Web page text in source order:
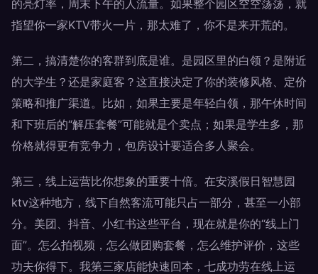
的亮灯率，周末下午的人流量。如果整个园区空空荡荡，就
指望你一家KTV带火一片，那太难了，你不是来开荒的。
第二，搞清楚你的客群到底是谁。是园区里的白领？是附近
的大学生？还是家庭客？这直接决定了你的装修风格、定价
策略和推广渠道。比如，如果主要是年轻白领，那午休时间
和下班后的“解压套餐”可能就是个卖点；如果是学生多，那
价格就得更有竞争力，包房设计要适合多人聚会。
第三，线上运营比你想象的重要十倍。在安溪假日智慧园
ktv这种地方，线下自然客流可能只占一部分，甚至一小部
分。美团、抖音、小红书这些平台，现在就是你的“线上门
面”。怎么拍视频，怎么做团购套餐，怎么维护评价，这些
功夫你得下。我第三家店能快速回本，七成功劳在线上运